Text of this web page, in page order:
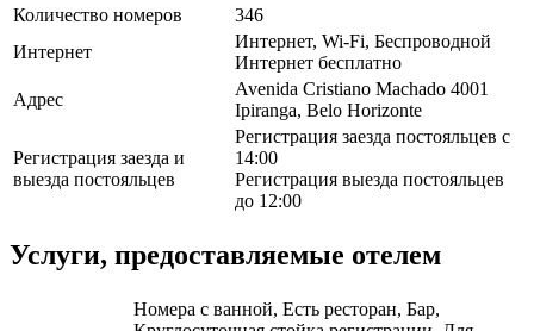
Количество номеров
346
Интернет
Интернет, Wi-Fi, Беспроводной
Интернет бесплатно
Адрес
Avenida Cristiano Machado 4001
Ipiranga, Belo Horizonte
Регистрация заезда и
выезда постояльцев
Регистрация заезда постояльцев с
14:00
Регистрация выезда постояльцев
до 12:00
Услуги, предоставляемые отелем
Номера с ванной, Есть ресторан, Бар,